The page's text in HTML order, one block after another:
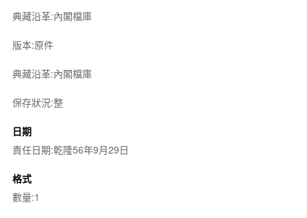
典藏沿革:內閣檔庫
版本:原件
典藏沿革:內閣檔庫
保存狀況:整
日期
責任日期:乾隆56年9月29日
格式
數量:1